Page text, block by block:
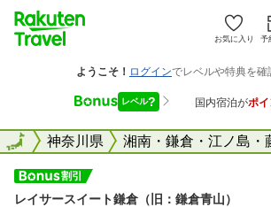
お気に入り 予
全国神奈川県 湘南・鎌倉・江ノ島・
全国
レイサースイート鎌倉（旧：鎌倉青山）